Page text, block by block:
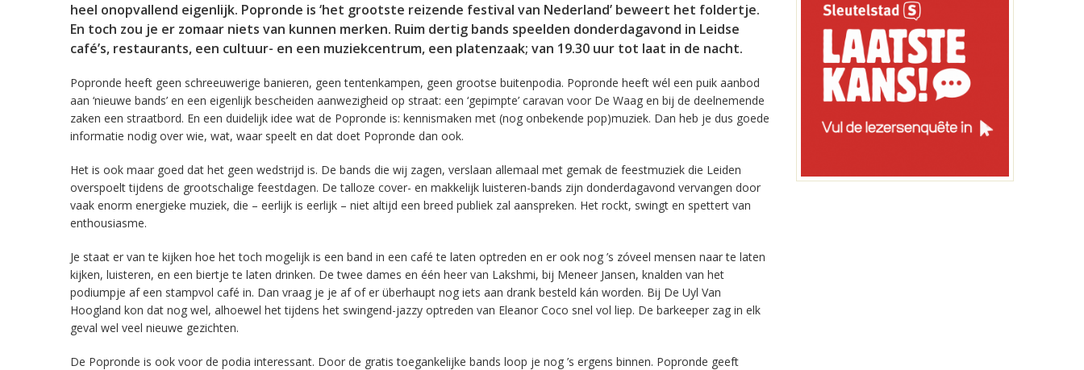
heel onopvallend eigenlijk. Popronde is ‘het grootste reizende festival van Nederland’ beweert het foldertje.
En toch zou je er zomaar niets van kunnen merken. Ruim dertig bands speelden donderdagavond in Leidse
café’s, restaurants, een cultuur- en een muziekcentrum, een platenzaak; van 19.30 uur tot laat in de nacht.
Popronde heeft geen schreeuwerige banieren, geen tentenkampen, geen grootse buitenpodia. Popronde heeft wél een puik aanbod
aan ‘nieuwe bands’ en een eigenlijk bescheiden aanwezigheid op straat: een ‘gepimpte’ caravan voor De Waag en bij de deelnemende
zaken een straatbord. En een duidelijk idee wat de Popronde is: kennismaken met (nog onbekende pop)muziek. Dan heb je dus goede
informatie nodig over wie, wat, waar speelt en dat doet Popronde dan ook.
Het is ook maar goed dat het geen wedstrijd is. De bands die wij zagen, verslaan allemaal met gemak de feestmuziek die Leiden
overspoelt tijdens de grootschalige feestdagen. De talloze cover- en makkelijk luisteren-bands zijn donderdagavond vervangen door
vaak enorm energieke muziek, die – eerlijk is eerlijk – niet altijd een breed publiek zal aanspreken. Het rockt, swingt en spettert van
enthousiasme.
Je staat er van te kijken hoe het toch mogelijk is een band in een café te laten optreden en er ook nog ’s zóveel mensen naar te laten
kijken, luisteren, en een biertje te laten drinken. De twee dames en één heer van Lakshmi, bij Meneer Jansen, knalden van het
podiumpje af een stampvol café in. Dan vraag je je af of er überhaupt nog iets aan drank besteld kán worden. Bij De Uyl Van
Hoogland kon dat nog wel, alhoewel het tijdens het swingend-jazzy optreden van Eleanor Coco snel vol liep. De barkeeper zag in elk
geval wel veel nieuwe gezichten.
De Popronde is ook voor de podia interessant. Door de gratis toegankelijke bands loop je nog ’s ergens binnen. Popronde geeft